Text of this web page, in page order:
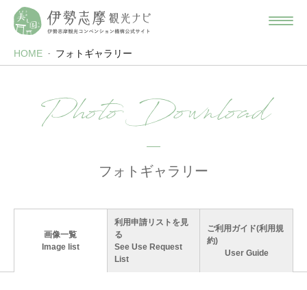
HOME フォトギャラリー
Photo Download
フォトギャラリー
画像一覧
Image list
利用申請リストを見
る
See Use Request
List
ご利用ガイド(利用規
約)
User Guide